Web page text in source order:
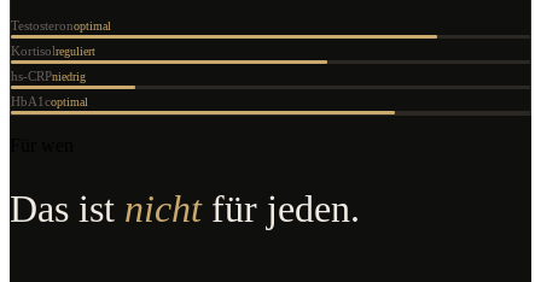
Testosteronoptimal
Kortisolreguliert
hs-CRPniedrig
HbA1coptimal
Das ist nicht für jeden.